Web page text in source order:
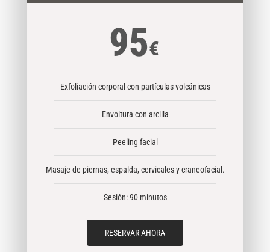
95€
Exfoliación corporal con partículas volcánicas
Envoltura con arcilla
Peeling facial
Masaje de piernas, espalda, cervicales y craneofacial.
Sesión: 90 minutos
RESERVAR AHORA